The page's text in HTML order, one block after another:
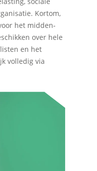
Kortom,
het midden-
over hele
en het
volledig via